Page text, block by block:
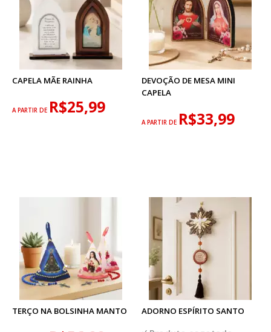
CAPELA MÃE RAINHA
A PARTIR DE R$25,99
DEVOÇÃO DE MESA MINI
CAPELA
A PARTIR DE R$33,99
TERÇO NA BOLSINHA MANTO ADORNO ESPÍRITO SANTO